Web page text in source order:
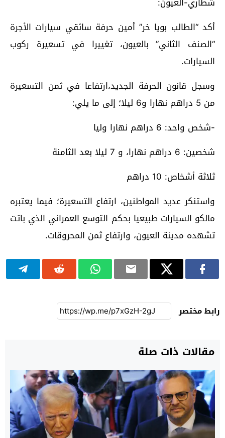
أكد “الطالب بويا خر” أمين حرفة سائقي سيارات الأجرة
“الصنف الثاني” بالعيون، تغييرا في تسعيرة ركوب
السيارات.
وسجل قانون الحرفة الجديد،ارتفاعا في ثمن التسعيرة
من 5 دراهم نهارا و6 ليلا؛ إلى ما يلي:
-شخص واحد: 6 دراهم نهارا وليا
شخصين: 6 دراهم نهارا، و 7 ليلا بعد الثامنة
ثلاثة أشخاص: 10 دراهم
واستنكر عديد المواطنين، ارتفاع التسعيرة؛ فيما يعتبره
مالكو السيارات طبيعيا بحكم التوسع العمراني الذي باتت
تشهده مدينة العيون، وارتفاع ثمن المحروقات.
رابط مختصر
مقالات ذات صلة